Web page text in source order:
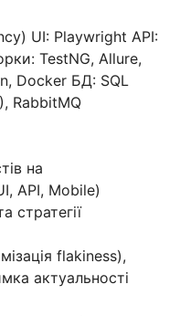
UI: Playwright API:
TestNG, Allure,
Docker БД: SQL
RabbitMQ
на
API, Mobile)
стратегії
flakiness),
актуальності